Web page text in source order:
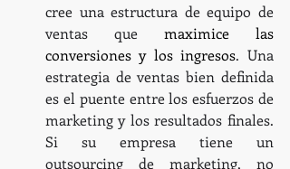
cree una estructura de equipo de
ventas que maximice las
conversiones y los ingresos. Una
estrategia de ventas bien definida
es el puente entre los esfuerzos de
marketing y los resultados finales.
Si su empresa tiene un
outsourcing de marketing, no